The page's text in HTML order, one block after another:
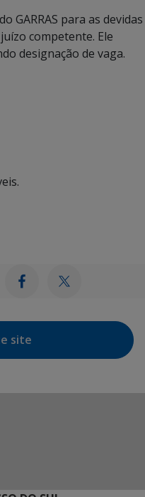
GARRAS para as devidas
competente. Ele
designação de vaga.
site